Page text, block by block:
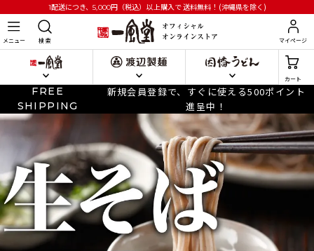
1配送につき、5,000円 （税込）以上購入で送料無料！(沖縄県を除く)
メニュー 検 索 マイページ
カート
FREE
SHIPPING
新規会員登録で、すぐに使える500ポイント
進呈中！